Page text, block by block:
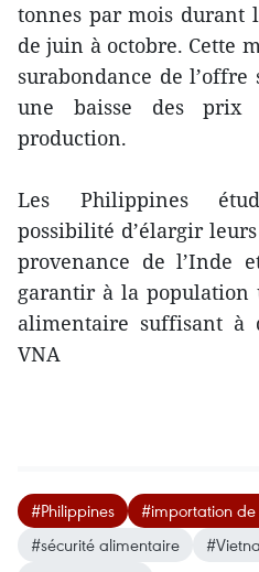
tonnes par mois durant
de juin à octobre. Cette
surabondance de
une baisse des
production.
Les Philippines
possibilité d’élargir
provenance de l’Inde
garantir à la population
alimentaire suffisant à
VNA
#Philippines #importation de
#sécurité alimentaire